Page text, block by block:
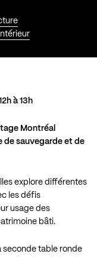
à 13h
Montréal
de sauvegarde et de
explore différentes
les défis
usage des
bâti.
seconde table ronde